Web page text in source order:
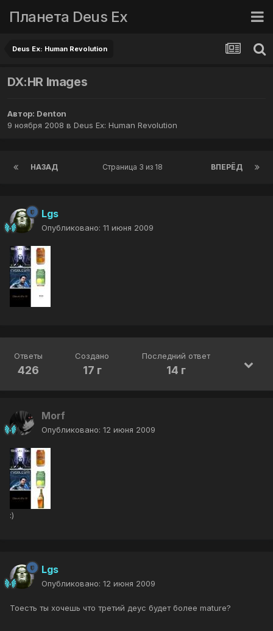
Планета Deus Ex
Deus Ex: Human Revolution
DX:HR Images
Автор: Denton
9 ноября 2008 в Deus Ex: Human Revolution
НАЗАД ВПЕРЁД
Страница 3 из 18
Lgs
Опубликовано: 11 июня 2009
Ответы
426
Создано
17 г
Последний ответ
14 г
Morf
Опубликовано: 12 июня 2009
:)
Lgs
Опубликовано: 12 июня 2009
Тоесть ты хочешь что третий деус будет более mature?